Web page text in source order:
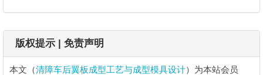
版权提示 | 免责声明
本文（清障车后翼板成型工艺与成型模具设计）为本站会员